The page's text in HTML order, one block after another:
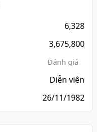
6,328
3,675,800
Đánh giá
Diễn viên
26/11/1982